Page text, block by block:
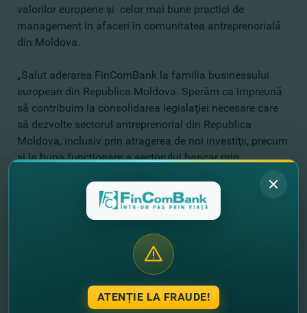
valorilor europene şi celor mai bune practici de
management în afaceri în comunitatea antreprenorială
din Moldova.
„Salut aderarea FinComBank la familia businessului
european din Republica Moldova. Sperăm ca împreună
să contribuim la consolidarea legislaţiei necesare care
să dezvolte sectorul antreprenorial din Republica
Moldova, inclusiv prin atragerea de noi investiţii, precum
şi la buna funcţionare a sectorului bancar prin
organizarea atelierelor de lucru în scopul sustenabilităţii
capacităţilor sectorului bancar din ţară, şi, în final,
promovarea imaginii sectorului bancar din Moldova pe
plan internaţional”, afirmă Mariana Rufa, director
Scopul EBA este de a implementa şi dezvolta practicile
de afaceri şi valorile europene în Republica Moldova
ATENȚIE LA FRAUDE!